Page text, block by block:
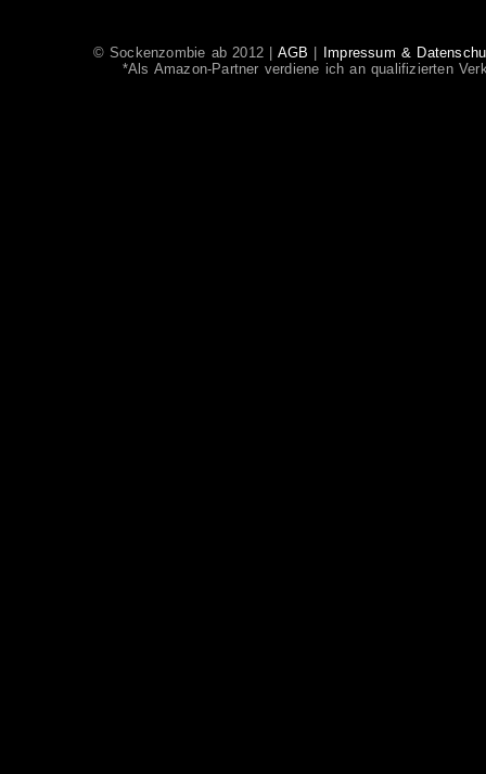
© Sockenzombie ab 2012 | AGB
Impressum &
*Als Amazon-Partner verdiene ich an qualifizierten